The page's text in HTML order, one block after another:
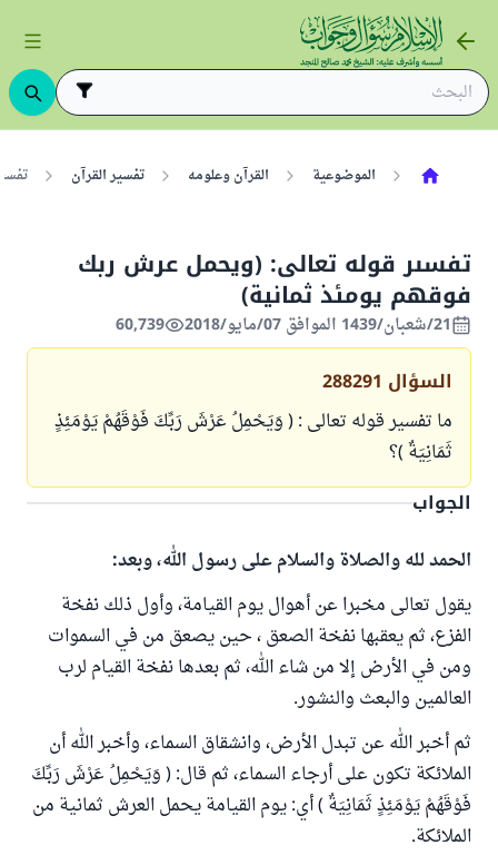
الموضوعية القرآن وعلومه تفسير القرآن
تفسىر قوله تعالى: (ويحمل عرش ربك
فوقهم يومئذ ثمانية)
21/شعبان/1439 الموافق 07/مايو/2018 60,739
السؤال 288291
ما تفسير قوله تعالى : ( وَيَحْمِلُ عَرْشَ رَبِّكَ فَوْقَهُمْ يَوْمَئِذٍ
ثَمَانِيَةٌ )؟
الجواب
الحمد لله والصلاة والسلام على رسول الله، وبعد:
يقول تعالى مخبرا عن أهوال يوم القيامة، وأول ذلك نفخة
الفزع، ثم يعقبها نفخة الصعق ، حين يصعق من في السموات
ومن في الأرض إلا من شاء الله، ثم بعدها نفخة القيام لرب
العالمين والبعث والنشور.
ثم أخبر الله عن تبدل الأرض، وانشقاق السماء، وأخبر الله أن
الملائكة تكون على أرجاء السماء، ثم قال: ( وَيَحْمِلُ عَرْشَ رَبِّكَ
فَوْقَهُمْ يَوْمَئِذٍ ثَمَانِيَةٌ ) أي: يوم القيامة يحمل العرش ثمانية من
الملائكة.